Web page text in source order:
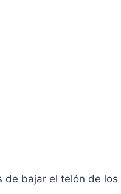
bajar el telón de